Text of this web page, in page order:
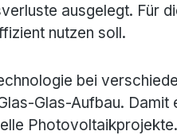
ausgelegt. Für
nutzen soll.
bei
Glas-Aufbau.
Photovoltaikprojekte.